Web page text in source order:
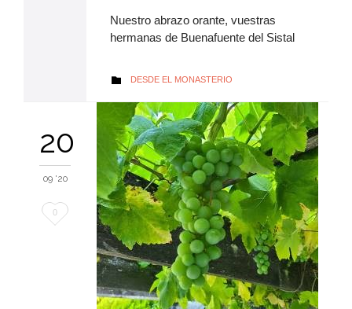
Nuestro abrazo orante, vuestras
hermanas de Buenafuente del Sistal
 AUTOR
DESDE EL MONASTERIO
20
09 '20
Me
0